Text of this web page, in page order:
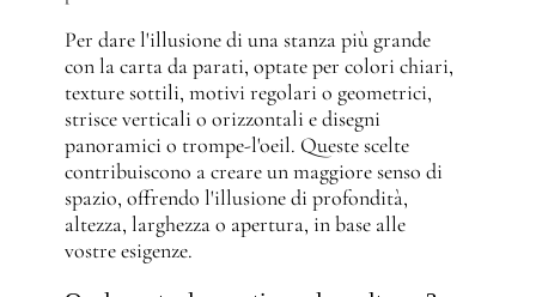
Per dare l'illusione di una stanza più grande
con la carta da parati, optate per colori chiari,
texture sottili, motivi regolari o geometrici,
strisce verticali o orizzontali e disegni
panoramici o trompe-l'oeil. Queste scelte
contribuiscono a creare un maggiore senso di
spazio, offrendo l'illusione di profondità,
altezza, larghezza o apertura, in base alle
vostre esigenze.